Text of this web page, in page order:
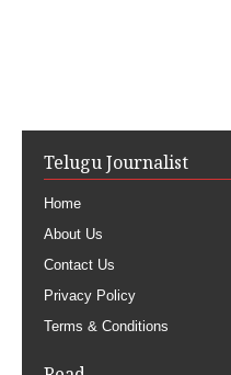
Telugu Journalist
Home
About Us
Contact Us
Privacy Policy
Terms & Conditions